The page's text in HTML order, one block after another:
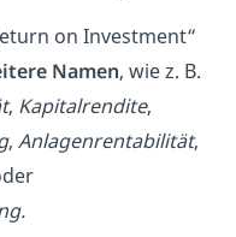
on Investment“
Namen, wie z. B.
, Kapitalrendite,
, Anlagenrentabilität,